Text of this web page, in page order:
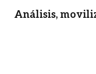
Análisis,